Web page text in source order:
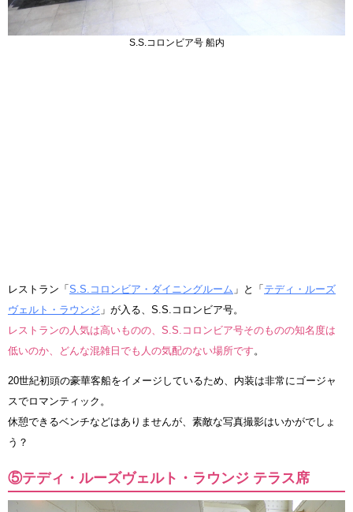
S.S.コロンビア号 船内
レストラン「S.S.コロンビア・ダイニングルーム 」と「テディ・ルーズ
ヴェルト・ラウンジ 」が入る、S.S.コロンビア号。
レストランの人気は高いものの、S.S.コロンビア号そのものの知名度は
低いのか、どんな混雑日でも人の気配のない場所です 。
20世紀初頭の豪華客船をイメージしているため、内装は非常にゴージャ
スでロマンティック。
休憩できるベンチなどはありませんが、素敵な写真撮影はいかがでしょ
う？
⑤テディ・ルーズヴェルト・ラウンジ テラス席